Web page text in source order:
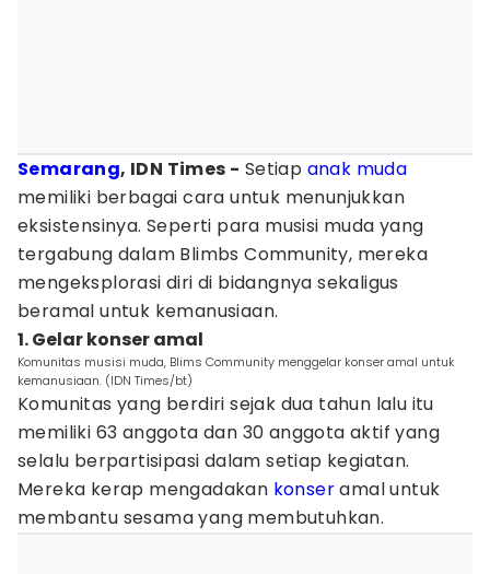
Semarang, IDN Times - Setiap anak muda
memiliki berbagai cara untuk menunjukkan
eksistensinya. Seperti para musisi muda yang
tergabung dalam Blimbs Community, mereka
mengeksplorasi diri di bidangnya sekaligus
beramal untuk kemanusiaan.
1. Gelar konser amal
Komunitas musisi muda, Blims Community menggelar konser amal untuk
kemanusiaan. (IDN Times/bt)
Komunitas yang berdiri sejak dua tahun lalu itu
memiliki 63 anggota dan 30 anggota aktif yang
selalu berpartisipasi dalam setiap kegiatan.
Mereka kerap mengadakan konseramal untuk
membantu sesama yang membutuhkan.